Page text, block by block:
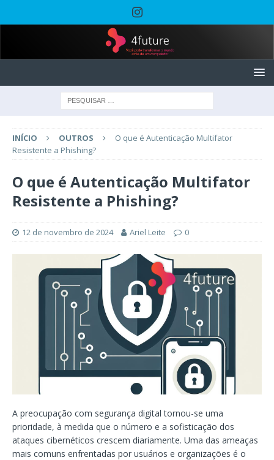
INÍCIO OUTROS
O que é Autenticação Multifator
Resistente a Phishing?
O que é Autenticação Multifator
Resistente a Phishing?
12 de novembro de 2024 Ariel Leite 0
A preocupação com segurança digital tornou-se uma
prioridade, à medida que o número e a sofisticação dos
ataques cibernéticos crescem diariamente. Uma das ameaças
mais comuns enfrentadas por usuários e organizações é o